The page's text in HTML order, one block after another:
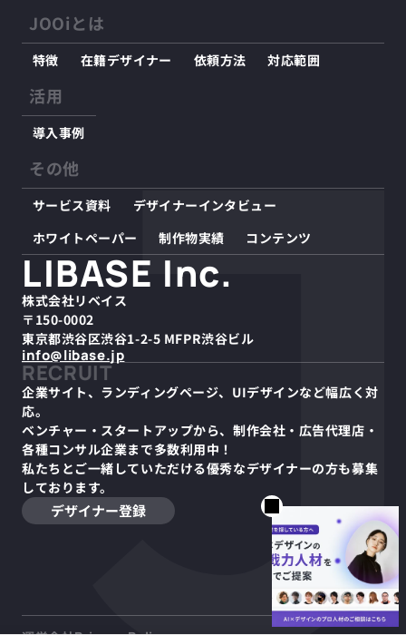
JOOiとは
特徴 在籍デザイナー 依頼方法 対応範囲
活用
導入事例
その他
サービス資料
デザイナーインタビュー
ホワイトペーパー
制作物実績 コンテンツ
LIBASE Inc.
株式会社リベイス
〒150-0002
東京都渋谷区渋谷1-2-5 MFPR渋谷ビル
info@libase.jp
RECRUIT
企業サイト、ランディングページ、UIデザインなど幅広く対
応。
ベンチャー・スタートアップから、制作会社・広告代理店・
各種コンサル企業まで多数利用中！
私たちとご一緒していただける優秀なデザイナーの方も募集
しております。
デザイナー登録
デザイン業界の未